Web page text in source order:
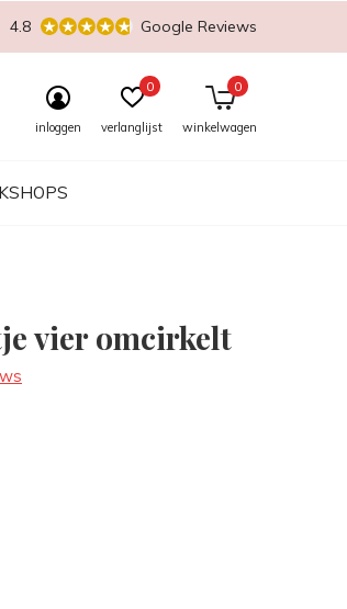
inloggen verlanglijst
0
winkelwagen
0
4.8 Google Reviews
vier omcirkelt